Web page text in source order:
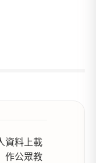
資料上載
作公眾教